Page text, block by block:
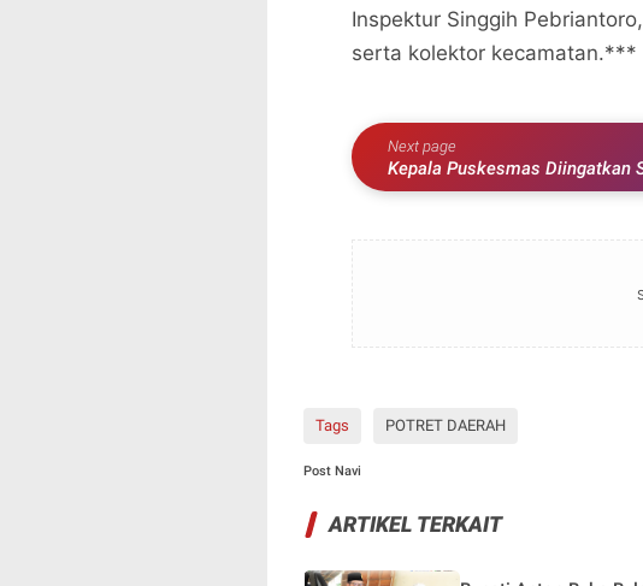
Inspektur Singgih
serta kolektor kecamatan.***
Next page
Kepala Puskesmas Diingatkan
Call
Tags POTRET DAERAH
Post Navi
ARTIKEL TERKAIT